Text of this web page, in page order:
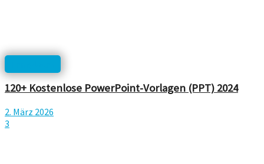
120+ Kostenlose PowerPoint-Vorlagen (PPT) 2024
2. März 2026
3